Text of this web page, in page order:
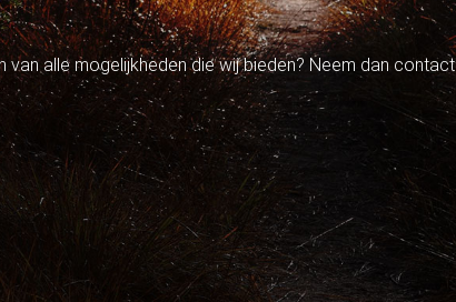
alle mogelijkheden die wij bieden? Neem dan contact